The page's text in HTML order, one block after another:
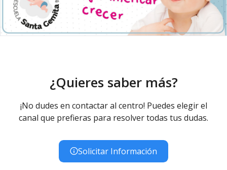
¿Quieres saber más?
¡No dudes en contactar al centro! Puedes elegir el
canal que prefieras para resolver todas tus dudas.
Solicitar Información